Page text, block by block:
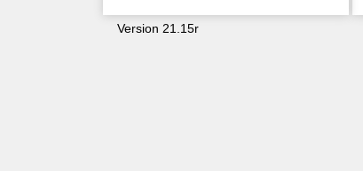
Version 21.15r